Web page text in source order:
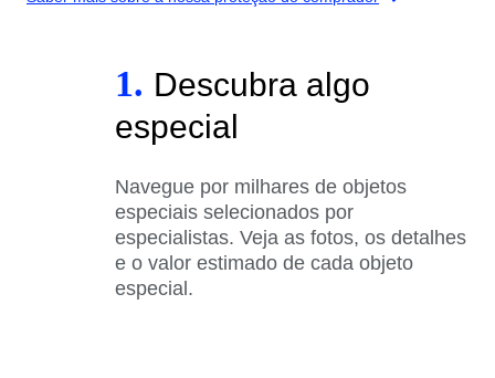
1. Descubra algo
especial
Navegue por milhares de objetos
especiais selecionados por
especialistas. Veja as fotos, os detalhes
e o valor estimado de cada objeto
especial.